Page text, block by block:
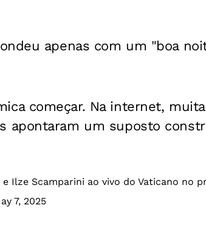
apenas com um "boa
começar. Na internet,
apontaram um suposto
Ilze Scamparini ao vivo do Vaticano no
7, 2025